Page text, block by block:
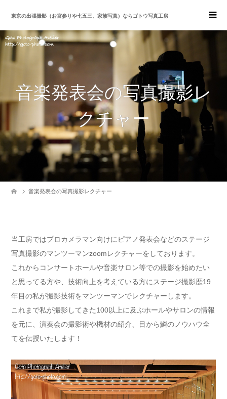
東京の出張撮影（お宮参りや七五三、家族写真）ならゴトウ写真工房
音楽発表会の写真撮影レ
クチャー
音楽発表会の写真撮影レクチャー
当工房ではプロカメラマン向けにピアノ発表会などのステージ
写真撮影のマンツーマンzoomレクチャーをしております。
これからコンサートホールや音楽サロン等での撮影を始めたい
と思ってる方や、技術向上を考えている方にステージ撮影歴19
年目の私が撮影技術をマンツーマンでレクチャーします。
これまで私が撮影してきた100以上に及ぶホールやサロンの情報
を元に、演奏会の撮影術や機材の紹介、目から鱗のノウハウ全
てを伝授いたします！